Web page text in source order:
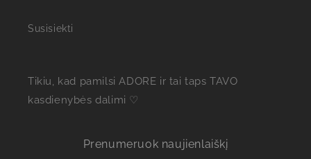
Susisiekti
Tikiu, kad pamilsi ADORE ir tai taps TAVO
kasdienybės dalimi ♡
Prenumeruok naujienlaiškį